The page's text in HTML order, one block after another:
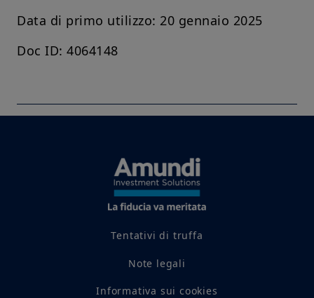
Data di primo utilizzo: 20 gennaio 2025
Doc ID: 4064148
Tentativi di truffa
Note legali
Informativa sui cookies